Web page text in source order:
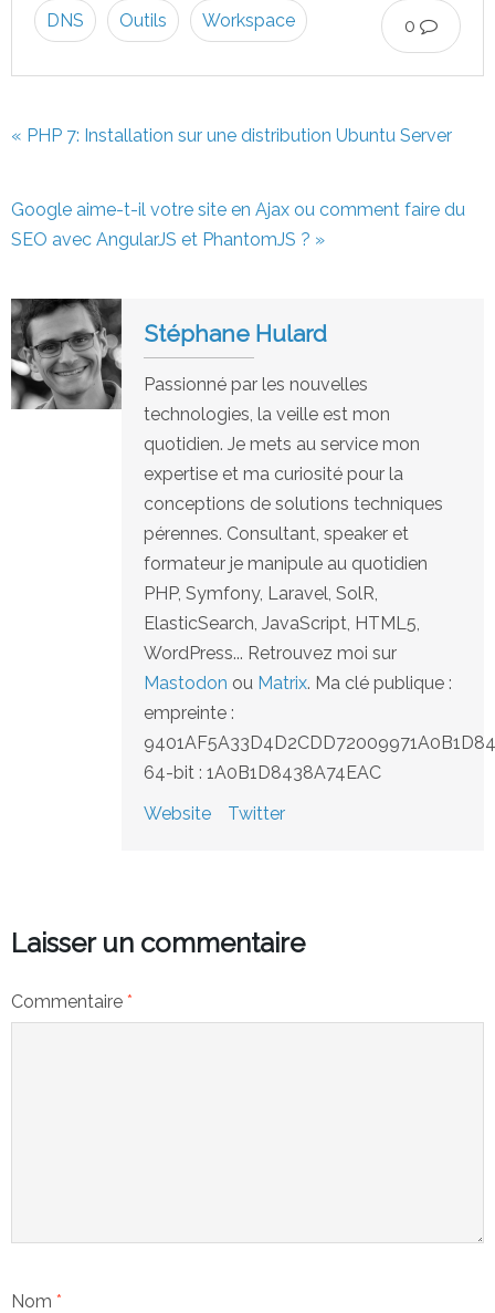
0
DNS Outils Workspace
« PHP 7: Installation sur une distribution Ubuntu Server
Google aime-t-il votre site en Ajax ou comment faire du
SEO avec AngularJS et PhantomJS ? »
Stéphane Hulard
Passionné par les nouvelles
technologies, la veille est mon
quotidien. Je mets au service mon
expertise et ma curiosité pour la
conceptions de solutions techniques
pérennes. Consultant, speaker et
formateur je manipule au quotidien
PHP, Symfony, Laravel, SolR,
ElasticSearch, JavaScript, HTML5,
WordPress... Retrouvez moi sur
Mastodon ou Matrix. Ma clé publique :
empreinte :
64-bit : 1A0B1D8438A74EAC
Website
Twitter
Laisser un commentaire
Commentaire *
Nom *